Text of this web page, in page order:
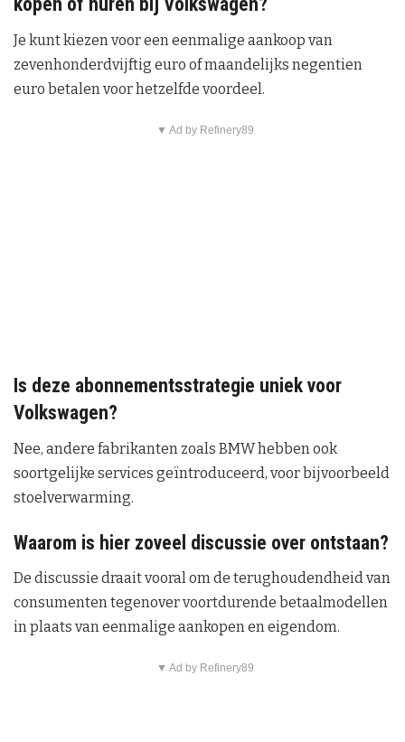
Je kunt kiezen voor een eenmalige aankoop van
zevenhonderdvijftig euro of maandelijks negentien
euro betalen voor hetzelfde voordeel.
▼ Ad by Refinery89
Is deze abonnementsstrategie uniek voor
Volkswagen?
Nee, andere fabrikanten zoals BMW hebben ook
soortgelijke services geïntroduceerd, voor bijvoorbeeld
stoelverwarming.
Waarom is hier zoveel discussie over ontstaan?
De discussie draait vooral om de terughoudendheid van
consumenten tegenover voortdurende betaalmodellen
in plaats van eenmalige aankopen en eigendom.
▼ Ad by Refinery89